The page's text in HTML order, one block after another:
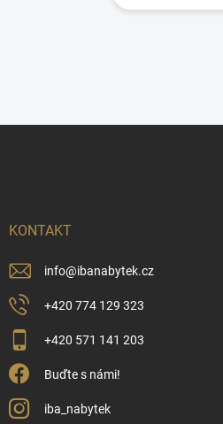
KONTAKT
info@ibanabytek.cz
+420 774 129 323
+420 571 141 203
Buďte s námi!
iba_nabytek